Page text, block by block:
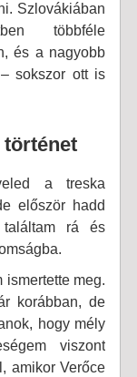
Szlovákiában
többféle
és a nagyobb
sokszor ott is
történet
a treska
először hadd
rá és
ismertette meg.
korábban, de
hogy mély
viszont
amikor Verőce